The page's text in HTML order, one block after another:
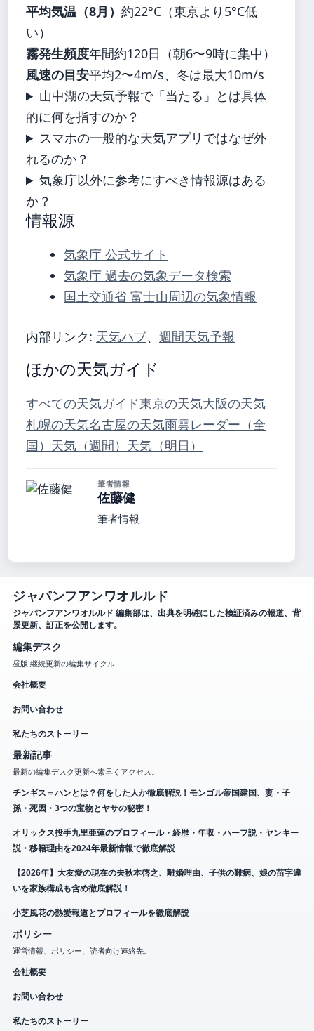
平均気温（8月） 約22°C（東京より5°C低
い）
霧発生頻度年間約120日（朝6〜9時に集中）
風速の目安平均2〜4m/s、冬は最大10m/s
山中湖の天気予報で「当たる」とは具体
的に何を指すのか？
スマホの一般的な天気アプリではなぜ外
れるのか？
気象庁以外に参考にすべき情報源はある
か？
情報源
気象庁 公式サイト
気象庁 過去の気象データ検索
国土交通省 富士山周辺の気象情報
内部リンク: 天気ハブ、 週間天気予報
ほかの天気ガイド
すべての天気ガイド東京の天気大阪の天気
札幌の天気名古屋の天気雨雲レーダー（全
国） 天気（週間） 天気（明日）
筆者情報
佐藤健
筆者情報
ジャパンフアンワオルルド
ジャパンフアンワオルルド 編集部は、出典を明確にした検証済みの報道、背
景更新、訂正を公開します。
編集デスク
昼版 継続更新の編集サイクル
会社概要
お問い合わせ
私たちのストーリー
最新記事
最新の編集デスク更新へ素早くアクセス。
チンギス＝ハンとは？何をした人か徹底解説！モンゴル帝国建国、妻・子
孫・死因・3つの宝物とヤサの秘密！
オリックス投手九里亜蓮のプロフィール・経歴・年収・ハーフ説・ヤンキー
説・移籍理由を2024年最新情報で徹底解説
【2026年】大友愛の現在の夫秋本啓之、離婚理由、子供の難病、娘の苗字違
いを家族構成も含め徹底解説！
小芝風花の熱愛報道とプロフィールを徹底解説
ポリシー
運営情報、ポリシー、読者向け連絡先。
会社概要
お問い合わせ
私たちのストーリー